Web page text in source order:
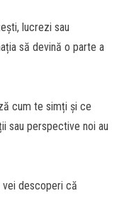
lucrezi sau
să devină o parte a
cum te simți și ce
sau perspective noi au
vei descoperi că